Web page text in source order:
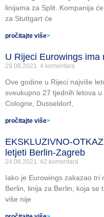
linijama za Split. Kompanija
za Stuttgart će
pročitajte više>
U Rijeci Eurowings ima
29.08.2021. 4 komentara
Ove godine u Rijeci najviše
sveukupno 27 tjednih letova
Cologne, Dusseldorf,
pročitajte više>
EKSKLUZIVNO-
letjeti Berlin-Zagreb
24.08.2021. 42 komentara
Iako je Eurowings zakazao tri
Berlin, linija za Berlin, koja se
više nije